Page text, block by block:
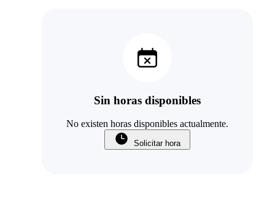
Sin horas disponibles
No existen horas disponibles actualmente.
Solicitar hora